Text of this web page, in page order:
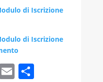
di Iscrizione
di Iscrizione
nto
E C